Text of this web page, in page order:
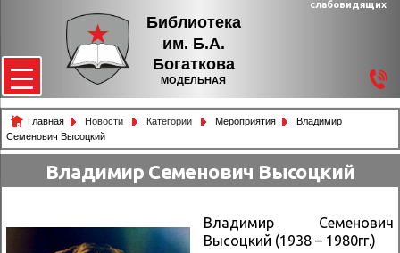
Библиотека
им. Б.А.
Богаткова
МОДЕЛЬНАЯ
слабовидящих
Главная Новости Категории Мероприятия
Владимир
Семенович Высоцкий
Владимир Семенович Высоцкий
Владимир Семенович
Высоцкий (1938 – 1980гг.)